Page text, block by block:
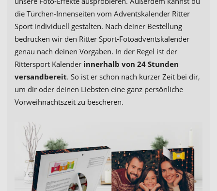
die Türchen-Innenseiten vom Adventskalender Ritter
Sport individuell gestalten. Nach deiner Bestellung
bedrucken wir den Ritter Sport-Fotoadventskalender
genau nach deinen Vorgaben. In der Regel ist der
Rittersport Kalender innerhalb von 24 Stunden
versandbereit. So ist er schon nach kurzer Zeit bei dir,
um dir oder deinen Liebsten eine ganz persönliche
Vorweihnachtszeit zu bescheren.